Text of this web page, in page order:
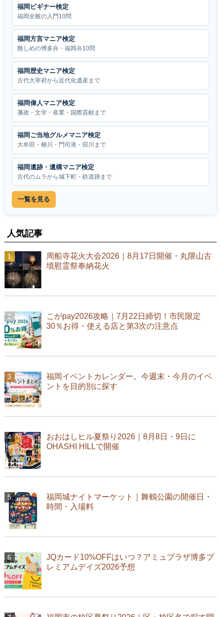
福岡ビギナー検定
福岡全般の入門10問
福岡方言マニア検定
難しめの博多弁・福岡弁10問
福岡歴史マニア検定
古代大宰府から近代化遺産まで
福岡偉人マニア検定
藩政・文学・産業・国際貢献まで
福岡ご当地グルメマニア検定
大牟田・柳川・門司港・田川まで
福岡遺跡・遺構マニア検定
古代のムラから城下町・鉄道跡まで
一覧を見る
人気記事
周船寺花火大会2026｜8月17日開催・丸隈山古
墳慰霊祭奉納花火
こがpay2026攻略｜7月22日締切！市民限定
30％お得・使える店と第3次の注意点
福岡イベントカレンダー。今週末・今月のイベ
ントを目的別に探す
おおはしヒル夏祭り2026｜8月8日・9日に
OHASHI HILLで開催
福岡城ナイトマーケット｜舞鶴公園の開催日・
時間・入場料
JQカード10%OFFはいつ？アミュプラザ博多プ
レミアムデイズ2026予想